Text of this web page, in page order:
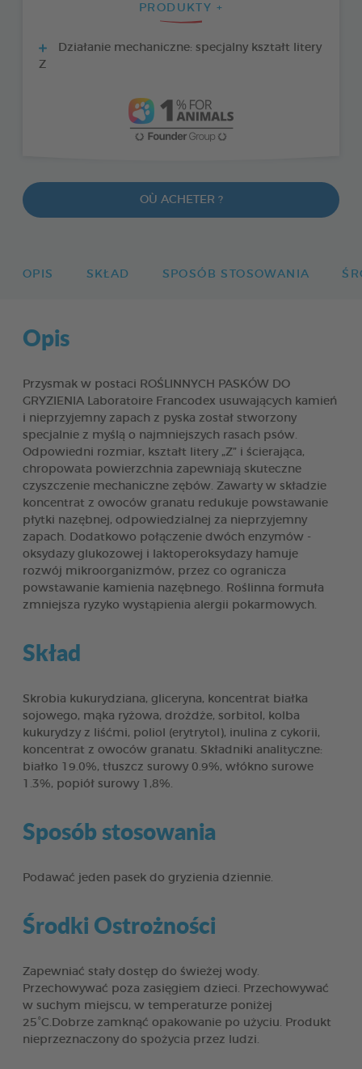
PRODUKTY +
Działanie mechaniczne: specjalny kształt litery
Z
OÙ ACHETER ?
OPIS SKŁAD SPOSÓB STOSOWANIA
Opis
Przysmak w postaci ROŚLINNYCH PASKÓW DO
GRYZIENIA Laboratoire Francodex usuwających kamień
i nieprzyjemny zapach z pyska został stworzony
specjalnie z myślą o najmniejszych rasach psów.
Odpowiedni rozmiar, kształt litery „Z” i ścierająca,
chropowata powierzchnia zapewniają skuteczne
czyszczenie mechaniczne zębów. Zawarty w składzie
koncentrat z owoców granatu redukuje powstawanie
płytki nazębnej, odpowiedzialnej za nieprzyjemny
zapach. Dodatkowo połączenie dwóch enzymów -
oksydazy glukozowej i laktoperoksydazy hamuje
rozwój mikroorganizmów, przez co ogranicza
powstawanie kamienia nazębnego. Roślinna formuła
zmniejsza ryzyko wystąpienia alergii pokarmowych.
Skład
Skrobia kukurydziana, gliceryna, koncentrat białka
sojowego, mąka ryżowa, drożdże, sorbitol, kolba
kukurydzy z liśćmi, poliol (erytrytol), inulina z cykorii,
koncentrat z owoców granatu. Składniki analityczne:
białko 19.0%, tłuszcz surowy 0.9%, włókno surowe
1.3%, popiół surowy 1,8%.
Sposób stosowania
Podawać jeden pasek do gryzienia dziennie.
Środki Ostrożności
Zapewniać stały dostęp do świeżej wody.
Przechowywać poza zasięgiem dzieci. Przechowywać
w suchym miejscu, w temperaturze poniżej
25°C.Dobrze zamknąć opakowanie po użyciu. Produkt
nieprzeznaczony do spożycia przez ludzi.